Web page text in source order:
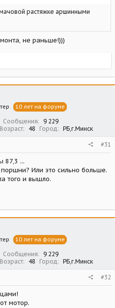
растяжке аршинными
не раньше!)))
10 лет на форуме
Сообщения
9 229
Возраст 48 Город РБ,г.Минск
#31
87,3 ...
Или это сильно больше.
того и вышло.
10 лет на форуме
Сообщения
9 229
Возраст 48 Город РБ,г.Минск
#32
мотор.